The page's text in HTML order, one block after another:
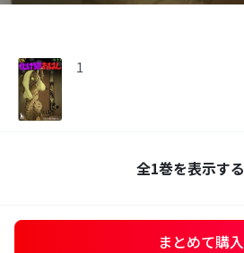
1
全1巻を表示する
まとめて購入